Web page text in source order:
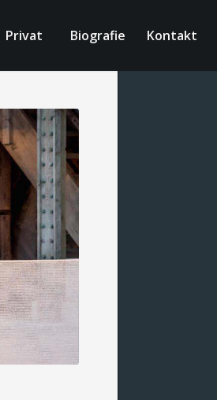
Privat Biografie Kontakt